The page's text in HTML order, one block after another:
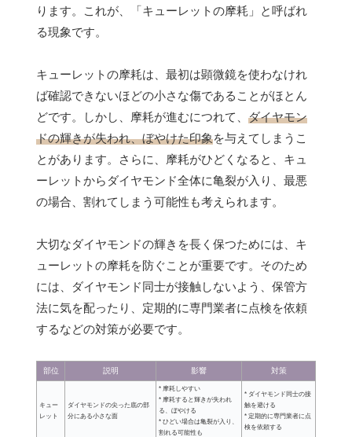
ります。これが、「キューレットの摩耗」と呼ばれ
る現象です。
キューレットの摩耗は、最初は顕微鏡を使わなけれ
ば確認できないほどの小さな傷であることがほとん
どです。しかし、摩耗が進むにつれて、 ダイヤモン
ドの輝きが失われ、ぼやけた印象を与えてしまうこ
とがあります。さらに、摩耗がひどくなると、キュ
ーレットからダイヤモンド全体に亀裂が入り、最悪
の場合、割れてしまう可能性も考えられます。
大切なダイヤモンドの輝きを長く保つためには、キ
ューレットの摩耗を防ぐことが重要です。そのため
には、ダイヤモンド同士が接触しないよう、保管方
法に気を配ったり、定期的に専門業者に点検を依頼
するなどの対策が必要です。
部位 説明 影響 対策
キュー
レット
ダイヤモンドの尖った底の部
分にある小さな面
* 摩耗しやすい
* 摩耗すると輝きが失われ
る、ぼやける
* ひどい場合は亀裂が入り、
割れる可能性も
* ダイヤモンド同士の接
触を避ける
* 定期的に専門業者に点
検を依頼する